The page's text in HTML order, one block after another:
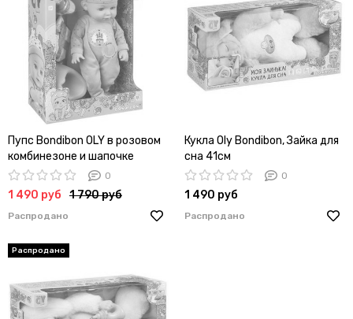
Пупс Bondibon OLY в розовом
комбинезоне и шапочке
функциональный, со звуком и
аксессуарами 36 см
0
1 490 руб 1 790 руб
Распродано
Кукла Oly Bondibon, Зайка для
сна 41cм
0
1 490 руб
Распродано